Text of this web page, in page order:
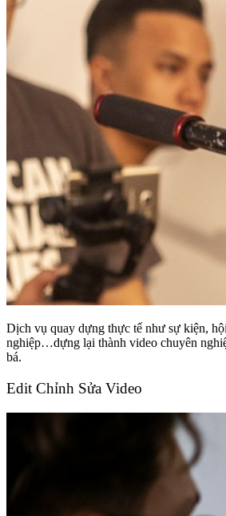
Dịch vụ quay dựng thực tế như sự kiện,
nghiệp…dựng lại thành video chuyên
bá.
Edit Chỉnh Sửa Video